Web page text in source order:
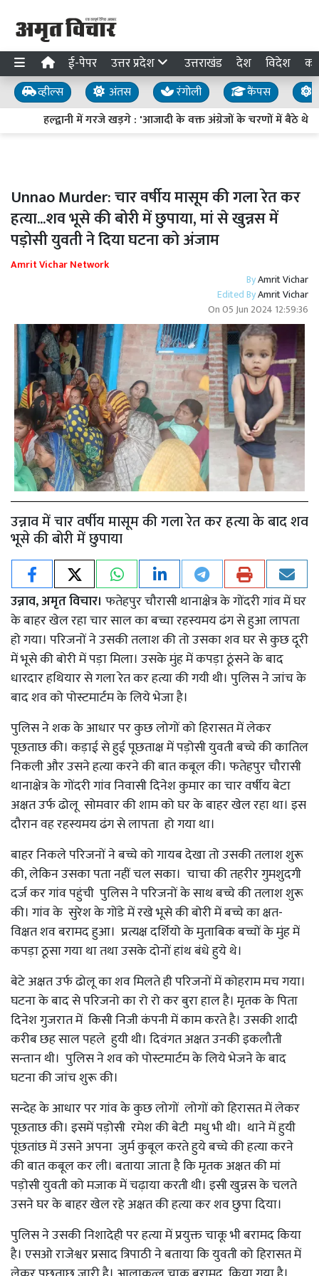
ई-पेपर उत्तर प्रदेश उत्तराखंड देश विदेश
व्हील्स अंतस रंगोली कैंपस
हल्द्वानी में गरजे खड़गे : 'आजादी के वक्त अंग्रेजों के चरणों में बैठे थे
Unnao Murder: चार वर्षीय मासूम की गला रेत कर
हत्या...शव भूसे की बोरी में छुपाया, मां से खुन्नस में
पड़ोसी युवती ने दिया घटना को अंजाम
Amrit Vichar Network
ByAmrit Vichar
Edited ByAmrit Vichar
On05 Jun 2024 12:59:36
उन्नाव में चार वर्षीय मासूम की गला रेत कर हत्या के बाद शव
भूसे की बोरी में छुपाया
उन्नाव, अमृत विचार। फतेहपुर चौरासी थानाक्षेत्र के गोंदरी गांव में घर
के बाहर खेल रहा चार साल का बच्चा रहस्यमय ढंग से हुआ लापता
हो गया। परिजनों ने उसकी तलाश की तो उसका शव घर से कुछ दूरी
में भूसे की बोरी में पड़ा मिला। उसके मुंह में कपड़ा ठूंसने के बाद
धारदार हथियार से गला रेत कर हत्या की गयी थी। पुलिस ने जांच के
बाद शव को पोस्टमार्टम के लिये भेजा है।
पुलिस ने शक के आधार पर कुछ लोगों को हिरासत में लेकर
पूछताछ की। कड़ाई से हुई पूछताक्ष में पड़ोसी युवती बच्चे की कातिल
निकली और उसने हत्या करने की बात कबूल की। फतेहपुर चौरासी
थानाक्षेत्र के गोंदरी गांव निवासी दिनेश कुमार का चार वर्षीय बेटा
अक्षत उर्फ ढोलू सोमवार की शाम को घर के बाहर खेल रहा था। इस
दौरान वह रहस्यमय ढंग से लापता हो गया था।
बाहर निकले परिजनों ने बच्चे को गायब देखा तो उसकी तलाश शुरू
की, लेकिन उसका पता नहीं चल सका। चाचा की तहरीर गुमशुदगी
दर्ज कर गांव पहुंची पुलिस ने परिजनों के साथ बच्चे की तलाश शुरू
की। गांव के सुरेश के गोंडे में रखे भूसे की बोरी में बच्चे का क्षत-
विक्षत शव बरामद हुआ। प्रत्यक्ष दर्शियो के मुताबिक बच्चों के मुंह में
कपड़ा ठूसा गया था तथा उसके दोनों हांथ बंधे हुये थे।
बेटे अक्षत उर्फ ढोलू का शव मिलते ही परिजनों में कोहराम मच गया।
घटना के बाद से परिजनो का रो रो कर बुरा हाल है। मृतक के पिता
दिनेश गुजरात में किसी निजी कंपनी में काम करते है। उसकी शादी
करीब छह साल पहले हुयी थी। दिवंगत अक्षत उनकी इकलौती
सन्तान थी। पुलिस ने शव को पोस्टमार्टम के लिये भेजने के बाद
घटना की जांच शुरू की।
सन्देह के आधार पर गांव के कुछ लोगों लोगों को हिरासत में लेकर
पूछताछ की। इसमें पड़ोसी रमेश की बेटी मधु भी थी। थाने में हुयी
पूंछतांछ में उसने अपना जुर्म कुबूल करते हुये बच्चे की हत्या करने
की बात कबूल कर ली। बताया जाता है कि मृतक अक्षत की मां
पड़ोसी युवती को मजाक में चढ़ाया करती थी। इसी खुन्नस के चलते
उसने घर के बाहर खेल रहे अक्षत की हत्या कर शव छुपा दिया।
पुलिस ने उसकी निशादेही पर हत्या में प्रयुक्त चाकू भी बरामद किया
है। एसओ राजेश्वर प्रसाद त्रिपाठी ने बताया कि युवती को हिरासत में